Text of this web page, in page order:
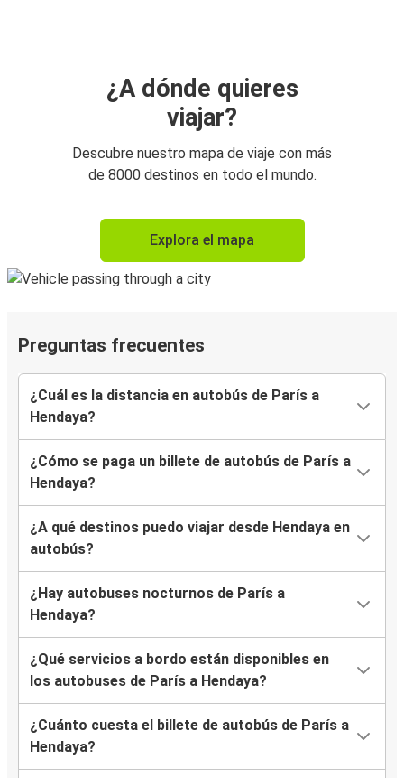
¿A dónde quieres
viajar?
Descubre nuestro mapa de viaje con más
de 8000 destinos en todo el mundo.
Explora el mapa
Preguntas frecuentes
¿Cuál es la distancia en autobús de París a
Hendaya?
¿Cómo se paga un billete de autobús de París a
Hendaya?
¿A qué destinos puedo viajar desde Hendaya en
autobús?
¿Hay autobuses nocturnos de París a
Hendaya?
¿Qué servicios a bordo están disponibles en
los autobuses de París a Hendaya?
¿Cuánto cuesta el billete de autobús de París a
Hendaya?